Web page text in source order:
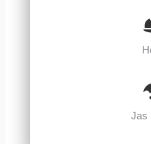
Jas